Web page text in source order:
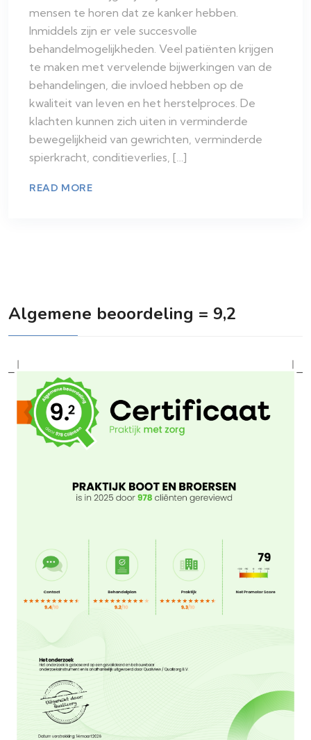
mensen te horen dat ze kanker hebben.
Inmiddels zijn er vele succesvolle
behandelmogelijkheden. Veel patiënten krijgen
te maken met vervelende bijwerkingen van de
behandelingen, die invloed hebben op de
kwaliteit van leven en het herstelproces. De
klachten kunnen zich uiten in verminderde
bewegelijkheid van gewrichten, verminderde
spierkracht, conditieverlies, […]
READ MORE
Algemene beoordeling = 9,2